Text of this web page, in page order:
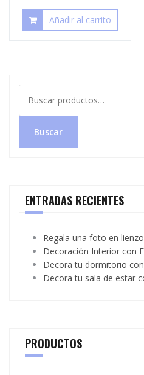
Añadir al carrito
por:
Buscar
ENTRADAS RECIENTES
Regala una foto en
Decoración Interior con
Decora tu dormitorio
Decora tu sala de estar
PRODUCTOS